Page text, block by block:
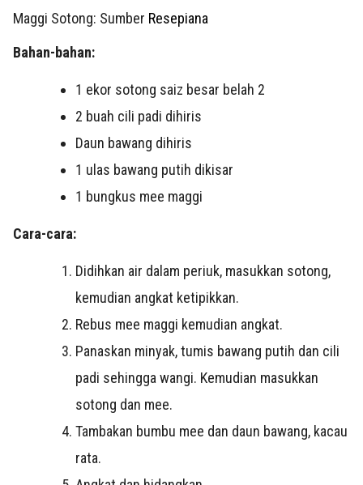
Maggi Sotong: Sumber Resepiana
Bahan-bahan:
1 ekor sotong saiz besar belah 2
2 buah cili padi dihiris
Daun bawang dihiris
1 ulas bawang putih dikisar
1 bungkus mee maggi
Cara-cara:
Didihkan air dalam periuk, masukkan sotong,
kemudian angkat ketipikkan.
Rebus mee maggi kemudian angkat.
Panaskan minyak, tumis bawang putih dan cili
padi sehingga wangi. Kemudian masukkan
sotong dan mee.
Tambakan bumbu mee dan daun bawang, kacau
rata.